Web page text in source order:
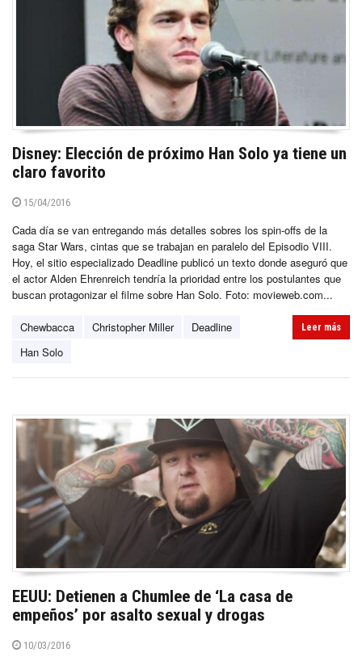
Disney: Elección de próximo Han Solo ya tiene un
claro favorito
15/04/2016
Cada día se van entregando más detalles sobres los spin-offs de la
saga Star Wars, cintas que se trabajan en paralelo del Episodio VIII.
Hoy, el sitio especializado Deadline publicó un texto donde aseguró que
el actor Alden Ehrenreich tendría la prioridad entre los postulantes que
buscan protagonizar el filme sobre Han Solo. Foto: movieweb.com...
Chewbacca Christopher Miller
Deadline
Han Solo
Leer más
EEUU: Detienen a Chumlee de ‘La casa de
empeños’ por asalto sexual y drogas
10/03/2016